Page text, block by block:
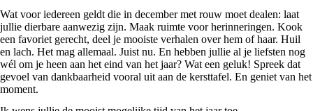
Wat voor iedereen geldt die in december met rouw moet dealen: laat
jullie dierbare aanwezig zijn. Maak ruimte voor herinneringen. Kook
een favoriet gerecht, deel je mooiste verhalen over hem of haar. Huil
en lach. Het mag allemaal. Juist nu. En hebben jullie al je liefsten nog
wél om je heen aan het eind van het jaar? Wat een geluk! Spreek dat
gevoel van dankbaarheid vooral uit aan de kersttafel. En geniet van het
moment.